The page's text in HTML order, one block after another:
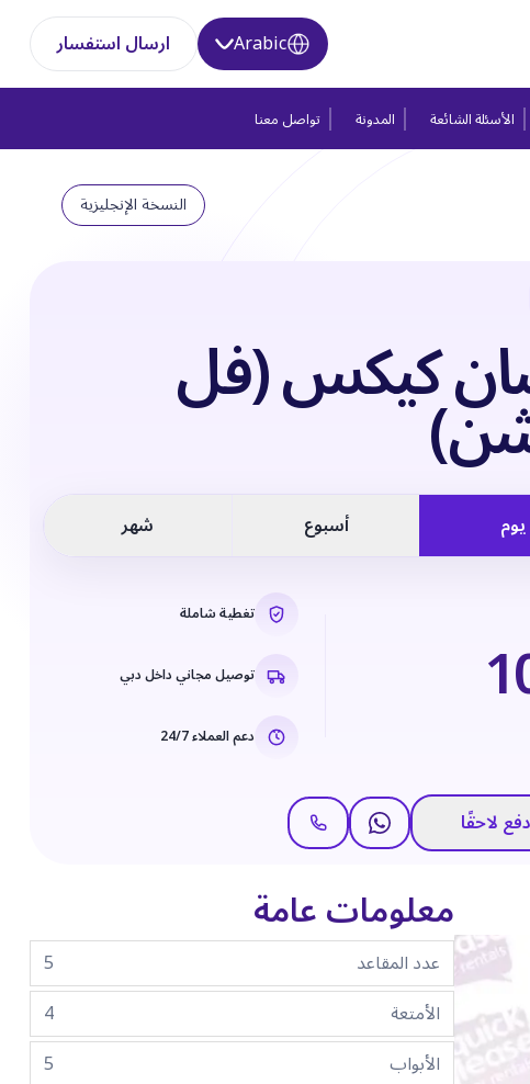
Arabic ارسال استفسار
الأسئلة الشائعة المدونة تواصل معنا
النسخة الإنجليزية
كيكس (فل
يوم أسبوع شهر
تغطية شاملة
توصيل مجاني داخل دبي
دعم العملاء 24/7
لاحقًا
معلومات عامة
عدد المقاعد
5
الأمتعة
4
الأبواب
5